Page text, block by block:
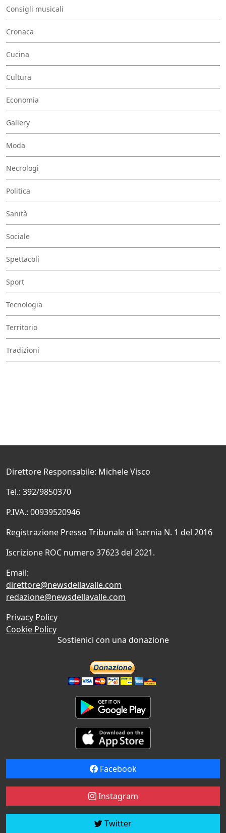
Consigli musicali
Cronaca
Cucina
Cultura
Economia
Gallery
Moda
Necrologi
Politica
Sanità
Sociale
Spettacoli
Sport
Tecnologia
Territorio
Tradizioni
Direttore Responsabile: Michele Visco
Tel.: 392/9850370
P.IVA.: 00939520946
Registrazione Presso Tribunale di Isernia N. 1 del 2016
Iscrizione ROC numero 37623 del 2021.
Email:
direttore@newsdellavalle.com
redazione@newsdellavalle.com
Privacy Policy
Cookie Policy
Sostienici con una donazione
Facebook
Instagram
Twitter